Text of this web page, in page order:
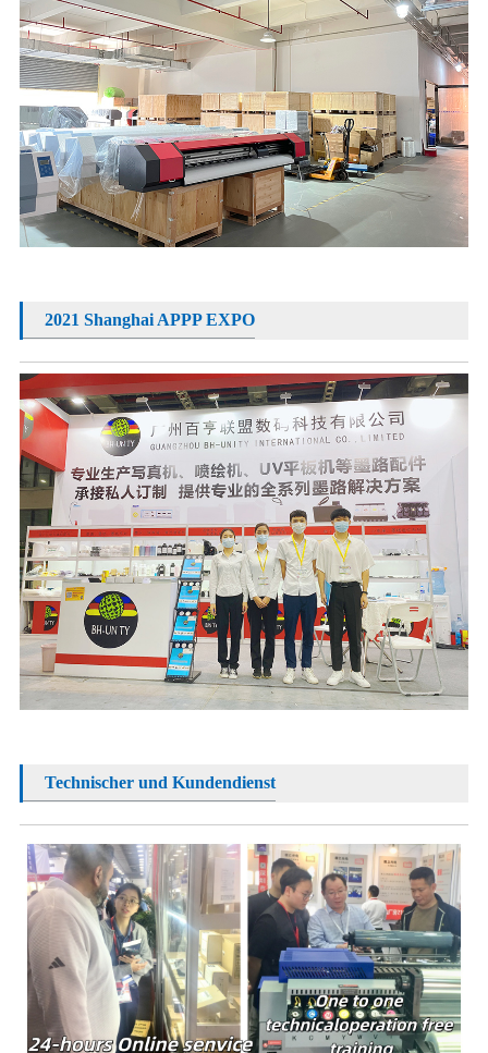
2021 Shanghai APPP EXPO
Technischer und Kundendienst